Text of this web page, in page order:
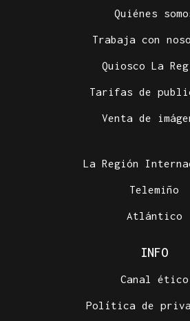
Quiénes
Trabaja con
Quiosco La
Tarifas de
Venta de
La Región
Telemiño
Atlántico
INFO
Canal ético
Política de